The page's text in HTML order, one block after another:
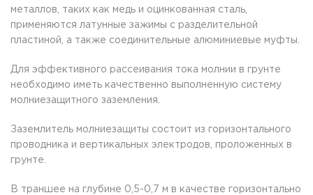
металлов, таких как медь и оцинкованная сталь,
применяются латунные зажимы с разделительной
пластиной, а также соединительные алюминиевые муфты.
Для эффективного рассеивания тока молнии в грунте
необходимо иметь качественно выполненную систему
молниезащитного заземления.
Заземлитель молниезащиты состоит из горизонтального
проводника и вертикальных электродов, проложенных в
грунте.
В траншее на глубине 0,5-0,7 м в качестве горизонтально